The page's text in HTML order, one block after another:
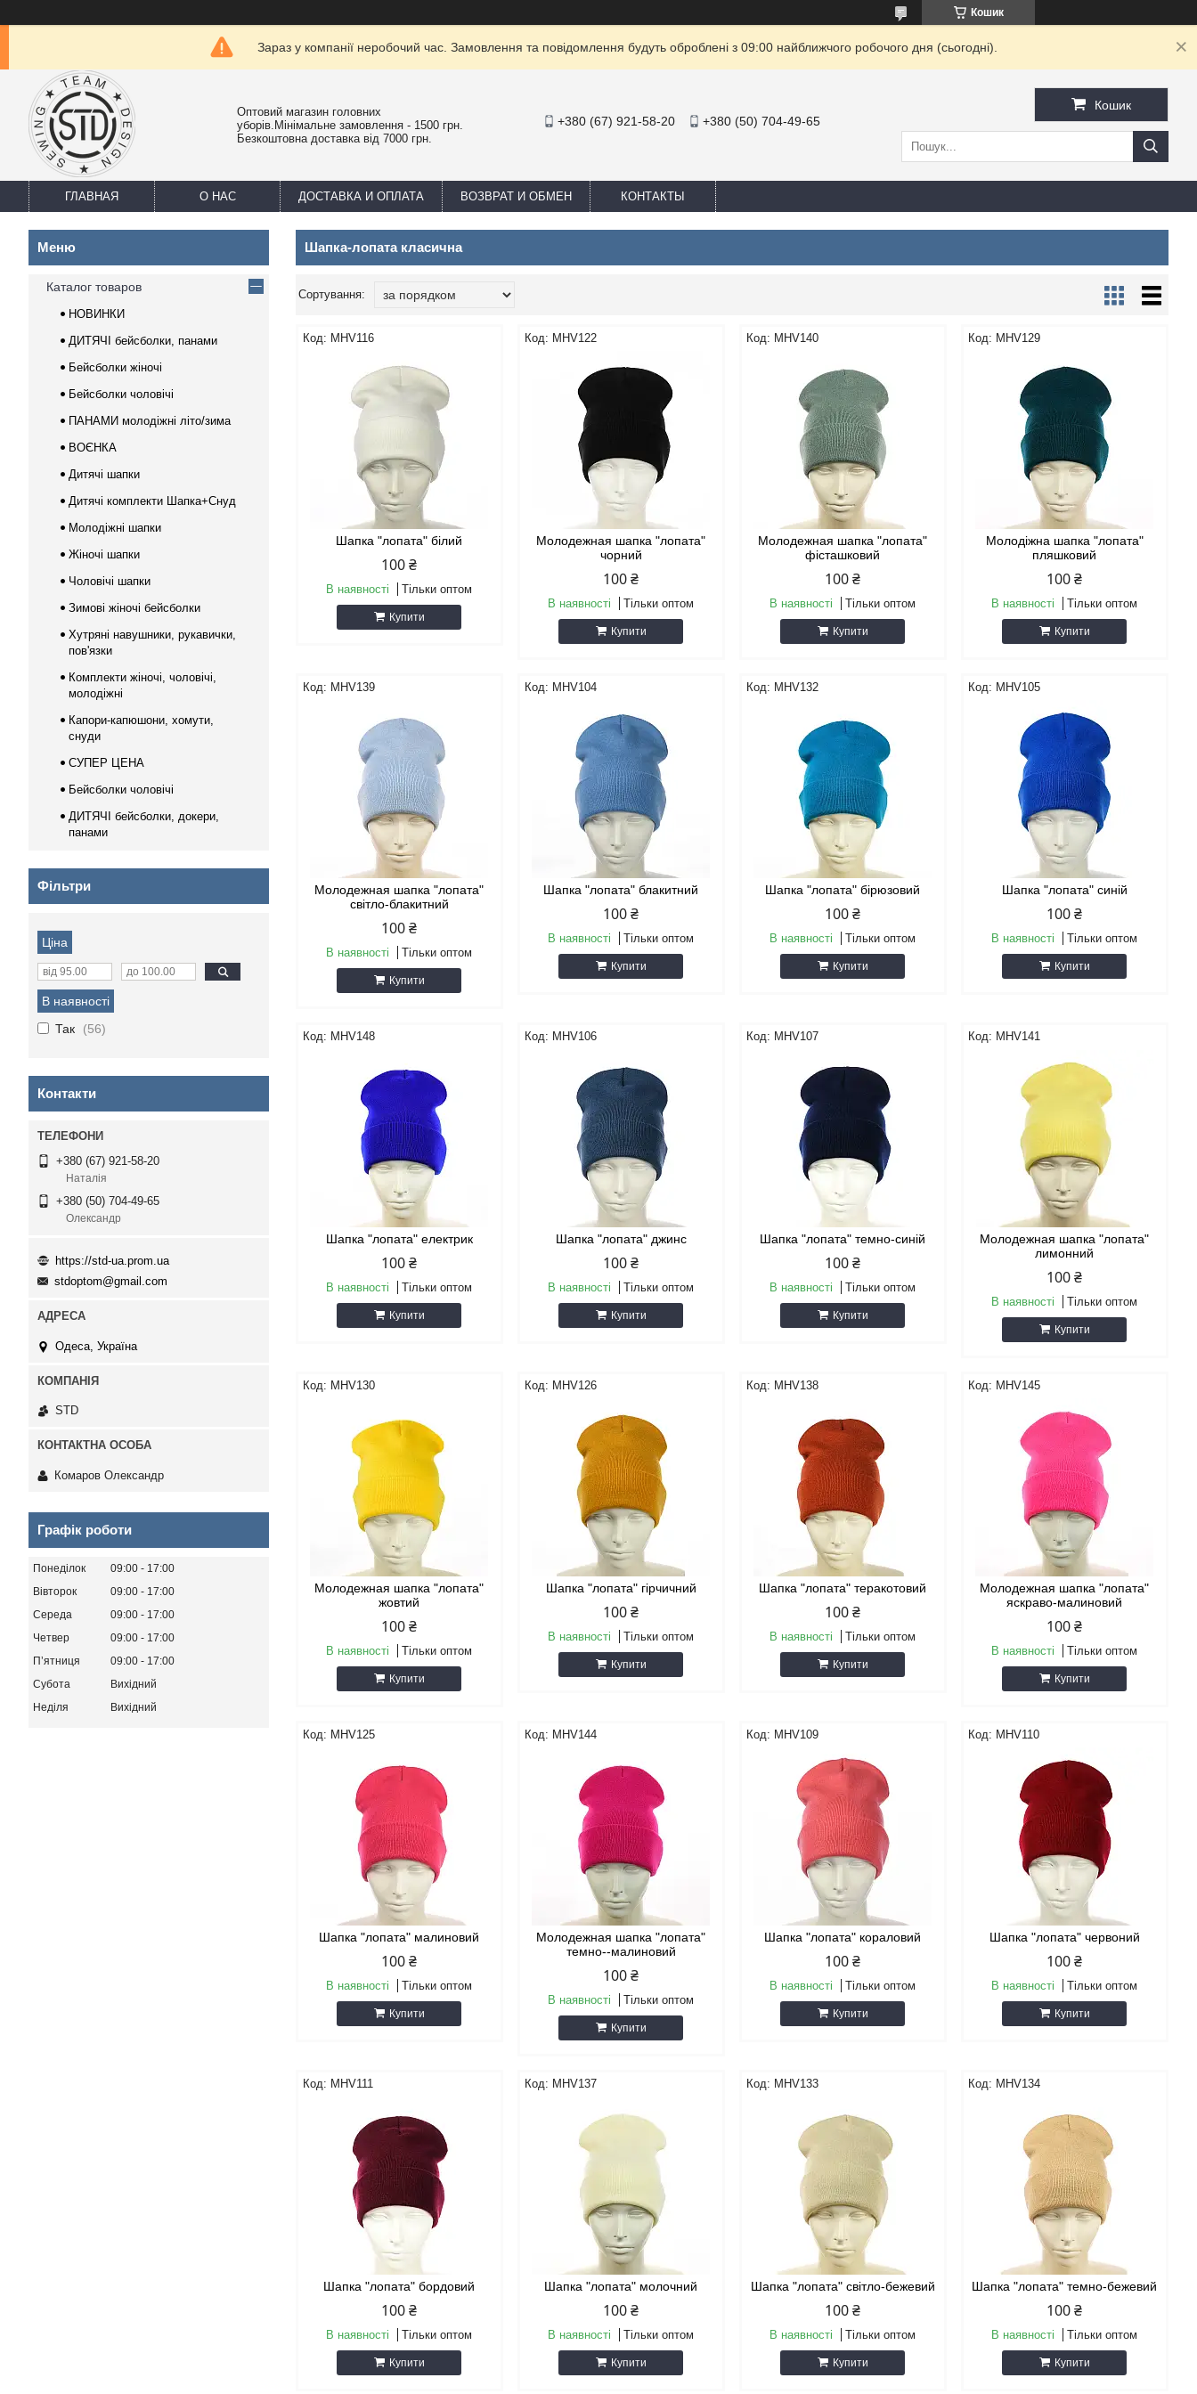
Кошик
Зараз у компанії неробочий час. Замовлення та повідомлення будуть оброблені з 09:00 найближчого робочого дня (сьогодні).
Оптовий магазин головних
уборів.Мінімальне замовлення - 1500 грн.
Безкоштовна доставка від 7000 грн.
+380 (67) 921-58-20 +380 (50) 704-49-65
Кошик
ГЛАВНАЯ О НАС ДОСТАВКА И ОПЛАТА ВОЗВРАТ И ОБМЕН КОНТАКТЫ
Шапка-лопата класична
MHV116
Шапка "лопата" білий
100 ₴
В наявності Тільки оптом
Купити
MHV122
Молодежная шапка "лопата"
чорний
100 ₴
В наявності Тільки оптом
Купити
MHV140
Молодежная шапка "лопата"
фісташковий
100 ₴
В наявності Тільки оптом
Купити
MHV129
Молодіжна шапка "лопата"
пляшковий
100 ₴
В наявності Тільки оптом
Купити
MHV139
Молодежная шапка "лопата"
світло-блакитний
100 ₴
В наявності Тільки оптом
Купити
MHV104
Шапка "лопата" блакитний
100 ₴
В наявності Тільки оптом
Купити
MHV132
Шапка "лопата" бірюзовий
100 ₴
В наявності Тільки оптом
Купити
MHV105
Шапка "лопата" синій
100 ₴
В наявності Тільки оптом
Купити
MHV148
Шапка "лопата" електрик
100 ₴
В наявності Тільки оптом
Купити
MHV106
Шапка "лопата" джинс
100 ₴
В наявності Тільки оптом
Купити
MHV107
Шапка "лопата" темно-синій
100 ₴
В наявності Тільки оптом
Купити
MHV141
Молодежная шапка "лопата"
лимонний
100 ₴
В наявності Тільки оптом
Купити
MHV130
Молодежная шапка "лопата"
жовтий
100 ₴
В наявності Тільки оптом
Купити
MHV126
Шапка "лопата" гірчичний
100 ₴
В наявності Тільки оптом
Купити
MHV138
Шапка "лопата" теракотовий
100 ₴
В наявності Тільки оптом
Купити
MHV145
Молодежная шапка "лопата"
яскраво-малиновий
100 ₴
В наявності Тільки оптом
Купити
MHV125
Шапка "лопата" малиновий
100 ₴
В наявності Тільки оптом
Купити
MHV144
Молодежная шапка "лопата"
темно--малиновий
100 ₴
В наявності Тільки оптом
Купити
MHV109
Шапка "лопата" кораловий
100 ₴
В наявності Тільки оптом
Купити
MHV110
Шапка "лопата" червоний
100 ₴
В наявності Тільки оптом
Купити
MHV111
Шапка "лопата" бордовий
100 ₴
В наявності Тільки оптом
Купити
MHV137
Шапка "лопата" молочний
100 ₴
В наявності Тільки оптом
Купити
MHV133
Шапка "лопата" світло-бежевий
100 ₴
В наявності Тільки оптом
Купити
MHV134
Шапка "лопата" темно-бежевий
100 ₴
В наявності Тільки оптом
Купити
Каталог товаров
НОВИНКИ
ДИТЯЧІ бейсболки, панами
Бейсболки жіночі
Бейсболки чоловічі
ПАНАМИ молодіжні літо/зима
ВОЄНКА
Дитячі шапки
Дитячі комплекти Шапка+Снуд
Молодіжні шапки
Жіночі шапки
Чоловічі шапки
Зимові жіночі бейсболки
Хутряні навушники, рукавички,
пов'язки
Комплекти жіночі, чоловічі,
молодіжні
Капори-капюшони, хомути,
снуди
СУПЕР ЦЕНА
Бейсболки чоловічі
ДИТЯЧІ бейсболки, докери,
панами
Фільтри
Ціна
В наявності
Так
56
Контакти
+380 (67) 921-58-20
Наталія
+380 (50) 704-49-65
Олександр
https://std-ua.prom.ua
stdoptom@gmail.com
Одеса, Україна
STD
Комаров Олександр
Графік роботи
Понеділок 09:00
17:00
Вівторок
09:00
17:00
Середа
09:00
17:00
Четвер
09:00
17:00
Пʼятниця
09:00
17:00
Субота
Вихідний
Неділя
Вихідний